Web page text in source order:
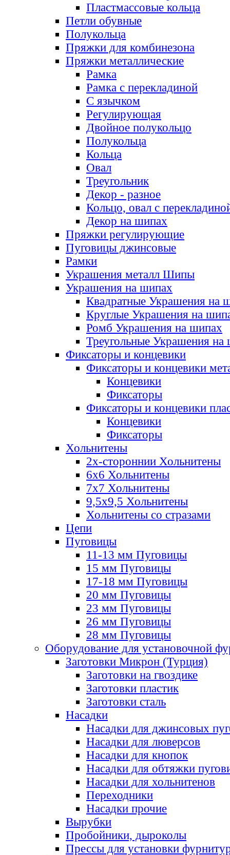
Пластмассовые кольца
Петли обувные
Полукольца
Пряжки для комбинезона
Пряжки металлические
Рамка
Рамка с перекладиной
С язычком
Регулирующая
Двойное полукольцо
Полукольца
Кольца
Овал
Треугольник
Декор - разное
Кольцо, овал с
Декор на шипах
Пряжки регулирующие
Пуговицы джинсовые
Рамки
Украшения металл Шипы
Украшения на шипах
Квадратные Украшения на
Круглые Украшения на
Ромб Украшения на шипах
Треугольные Украшения на
Фиксаторы и концевики
Фиксаторы и концевики
Концевики
Фиксаторы
Фиксаторы и концевики
Концевики
Фиксаторы
Хольнитены
2х-стороннии Хольнитены
6х6 Хольнитены
7х7 Хольнитены
9,5х9,5 Хольнитены
Хольнитены со стразами
Цепи
Пуговицы
11-13 мм Пуговицы
15 мм Пуговицы
17-18 мм Пуговицы
20 мм Пуговицы
23 мм Пуговицы
26 мм Пуговицы
28 мм Пуговицы
Оборудование для установочной
Заготовки Микрон (Турция)
Заготовки на гвоздике
Заготовки пластик
Заготовки сталь
Насадки
Насадки для джинсовых
Насадки для люверсов
Насадки для кнопок
Насадки для обтяжки
Насадки для хольнитенов
Переходники
Насадки прочие
Вырубки
Пробойники, дыроколы
Прессы для установки